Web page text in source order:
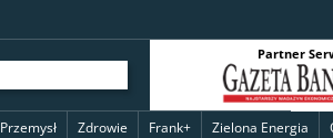
Partner
Przemysł Zdrowie Frank+ Zielona Energia